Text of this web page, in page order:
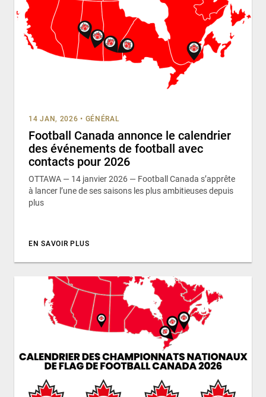
14 JAN, 2026 • GÉNÉRAL
Football Canada annonce le calendrier
des événements de football avec
contacts pour 2026
OTTAWA — 14 janvier 2026 — Football Canada s’apprête
à lancer l’une de ses saisons les plus ambitieuses depuis
plus
EN SAVOIR PLUS